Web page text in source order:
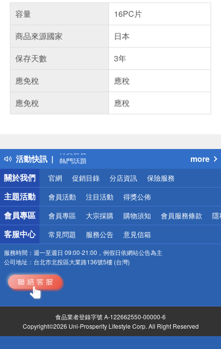
容量
16PC片
商品來源國家
日本
保存天數
3年
應免稅
應稅
應免稅
應稅
活動快訊
得獎公告
熱門話題
銀行優惠
偏遠地區配送
詐騙網頁！請小心！
more
關於我們
官網 促銷目錄 分店資訊 保險服務
主題活動 會員活動 注目活動 得獎公佈
會員專區 會員專區 大宗採購 購物須知 會員服務條款 隱
客服中心 常見問題 服務公告 意見信箱
服務時間： 週一至週日 09:00-21:00，例假日依網站公告為主
公司地址： 台北市北投區大業路136號5樓 (台灣)
食品業者登錄字號 A-122662550-00000-6
Copyright©2026 Uni-Prosperity Lifestyle Corp. All Right Reserved